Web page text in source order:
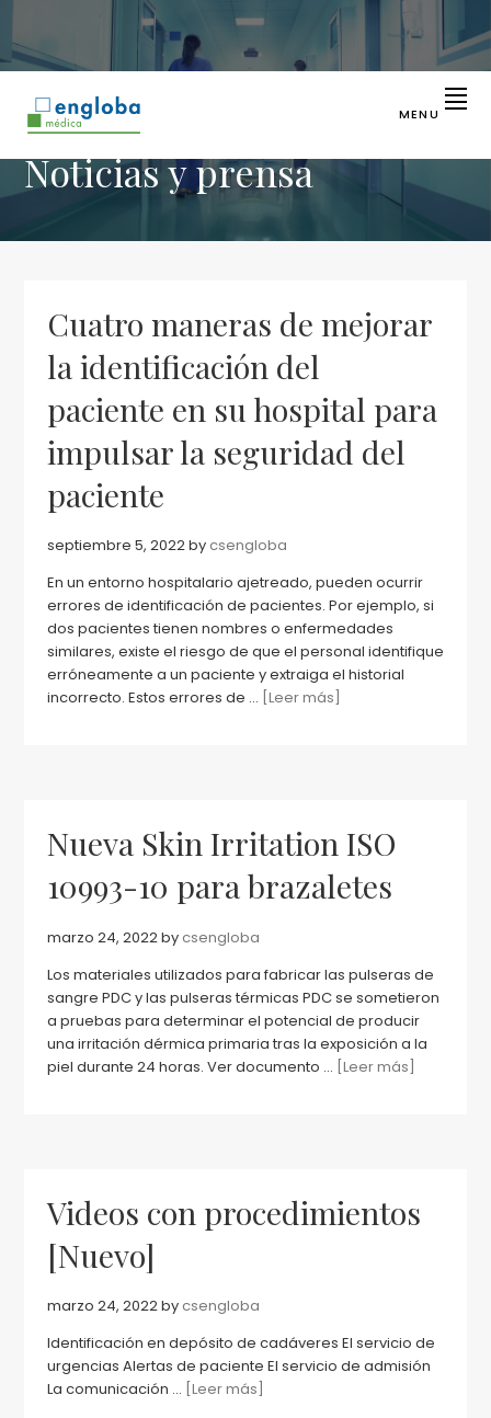
la
principal
contenido
la
lateral
principal
MÉDICA
en
identificación
sanitaria
MENU
Noticias y prensa
Cuatro maneras de mejorar
la identificación del
paciente en su hospital para
impulsar la seguridad del
paciente
septiembre 5, 2022by csengloba
En un entorno hospitalario ajetreado, pueden ocurrir
errores de identificación de pacientes. Por ejemplo, si
dos pacientes tienen nombres o enfermedades
similares, existe el riesgo de que el personal identifique
erróneamente a un paciente y extraiga el historial
incorrecto. Estos errores de ... [Leer más]
Nueva Skin Irritation ISO
10993-10 para brazaletes
marzo 24, 2022by csengloba
Los materiales utilizados para fabricar las pulseras de
sangre PDC y las pulseras térmicas PDC se sometieron
a pruebas para determinar el potencial de producir
una irritación dérmica primaria tras la exposición a la
piel durante 24 horas. Ver documento ... [Leer más]
Videos con procedimientos
[Nuevo]
marzo 24, 2022by csengloba
Identificación en depósito de cadáveres El servicio de
urgencias Alertas de paciente El servicio de admisión
La comunicación ... [Leer más]